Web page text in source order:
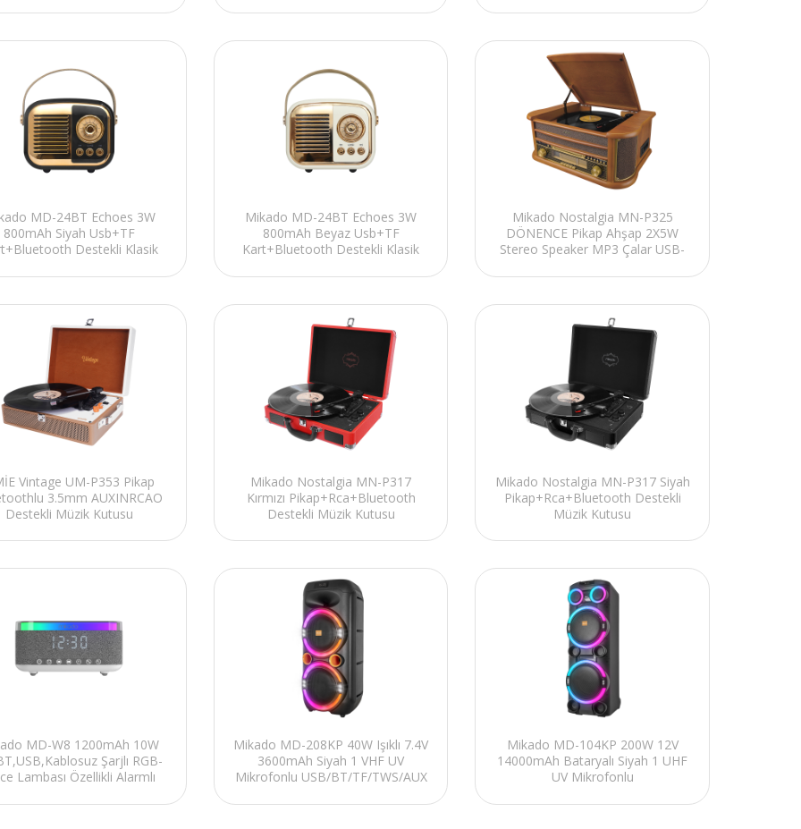
MD-24BT Echoes 3W
800mAh Siyah Usb+TF
Destekli Klasik
Mikado MD-24BT Echoes 3W
800mAh Beyaz Usb+TF
Kart+Bluetooth Destekli Klasik
Mikado Nostalgia MN-P325
DÖNENCE Pikap Ahşap 2X5W
Stereo Speaker MP3 Çalar USB-
Kutusu
Vintage UM-P353 Pikap
3.5mm AUXINRCAO
Destekli Müzik Kutusu
Mikado Nostalgia MN-P317
Kırmızı Pikap+Rca+Bluetooth
Destekli Müzik Kutusu
Mikado Nostalgia MN-P317 Siyah
Pikap+Rca+Bluetooth Destekli
Müzik Kutusu
MD-W8 1200mAh 10W
Şarjlı RGB-
Lambası Özellikli Alarmlı
Mikado MD-208KP 40W Işıklı 7.4V
3600mAh Siyah 1 VHF UV
Mikrofonlu USB/BT/TF/TWS/AUX
Mikado MD-104KP 200W 12V
14000mAh Bataryalı Siyah 1 UHF
UV Mikrofonlu
Kablolu Toplantı Anfisi